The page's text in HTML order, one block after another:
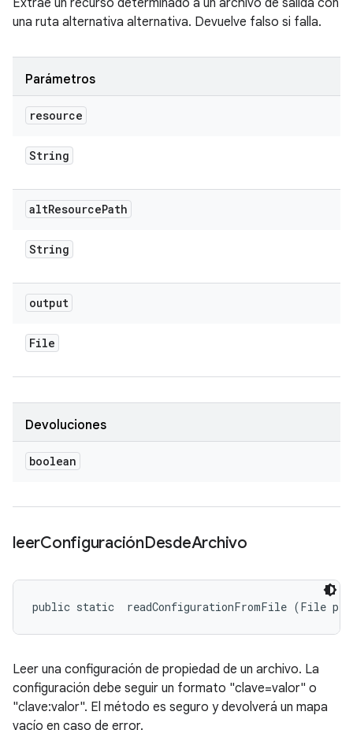
Extrae un recurso determinado a un archivo de salida con
una ruta alternativa alternativa. Devuelve falso si falla.
Parámetros
resource
String
altResourcePath
String
output
File
Devoluciones
boolean
leerConfiguraciónDesdeArchivo
public static readConfigurationFromFile (File
Leer una configuración de propiedad de un archivo. La
configuración debe seguir un formato "clave=valor" o
"clave:valor". El método es seguro y devolverá un mapa
vacío en caso de error.